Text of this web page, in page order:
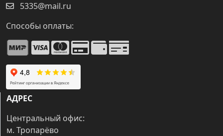
5335@mail.ru
Способы оплаты:
АДРЕС
Центральный офис:
м. Тропарёво